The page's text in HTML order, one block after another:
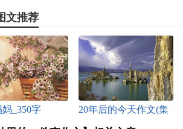
文推荐
_350字
20年后的今天作文(集